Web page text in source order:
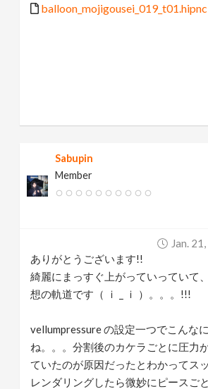
balloon_mojigousei_019_t01.hipnc
Sabupin
Member
Jan.
ありがとうございます!!
綺麗にまっすぐ上がっていっていて
想の軌道です（ ｉ _ ｉ ）。。。!!!
vellumpressure の設定一つでこんな
ね。。。分割後のカケラごとに圧力
ていたのが原因だったとわかってス
レンダリングしたら微妙にピースご